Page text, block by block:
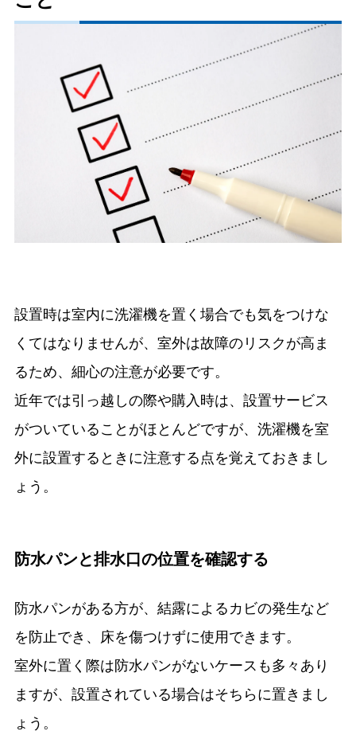
設置時は室内に洗濯機を置く場合でも気をつけな
くてはなりませんが、室外は故障のリスクが高ま
るため、細心の注意が必要です。
近年では引っ越しの際や購入時は、設置サービス
がついていることがほとんどですが、洗濯機を室
外に設置するときに注意する点を覚えておきまし
ょう。
防水パンと排水口の位置を確認する
防水パンがある方が、結露によるカビの発生など
を防止でき、床を傷つけずに使用できます。
室外に置く際は防水パンがないケースも多々あり
ますが、設置されている場合はそちらに置きまし
ょう。